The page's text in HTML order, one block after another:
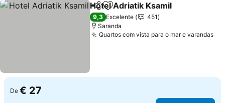
PartilharAdicionar aos favoritos
Hotel Adriatik Ksamil
9,3 Excelente
451
Saranda
Quartos com vista para o mar e varandas
De € 27